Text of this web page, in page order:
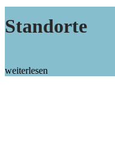
Standorte
weiterlesen